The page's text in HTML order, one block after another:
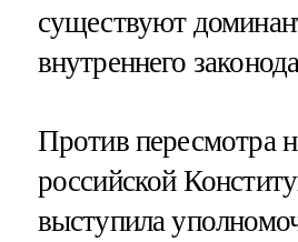
существуют
внутреннего
Против пересмотра
российской
выступила